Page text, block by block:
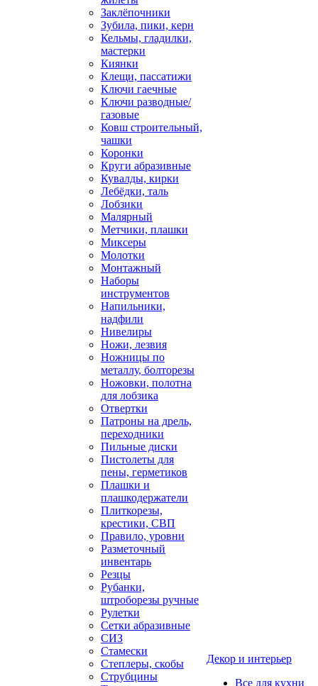
Заклёпочники
Зубила, пики, керн
Кельмы, гладилки,
мастерки
Киянки
Клещи, пассатижи
Ключи гаечные
Ключи разводные/
газовые
Ковш строительный,
чашки
Коронки
Круги абразивные
Кувалды, кирки
Лебёдки, таль
Лобзики
Малярный
Метчики, плашки
Миксеры
Молотки
Монтажный
Наборы
инструментов
Напильники,
надфили
Нивелиры
Ножи, лезвия
Ножницы по
металлу, болторезы
Ножовки, полотна
для лобзика
Отвертки
Патроны на дрель,
переходники
Пильные диски
Пистолеты для
пены, герметиков
Плашки и
плашкодержатели
Плиткорезы,
крестики, СВП
Правило, уровни
Разметочный
инвентарь
Резцы
Рубанки,
штроборезы ручные
Рулетки
Сетки абразивные
СИЗ
Стамески
Степлеры, скобы
Струбцины
Декор и интерьер
Все для кухни